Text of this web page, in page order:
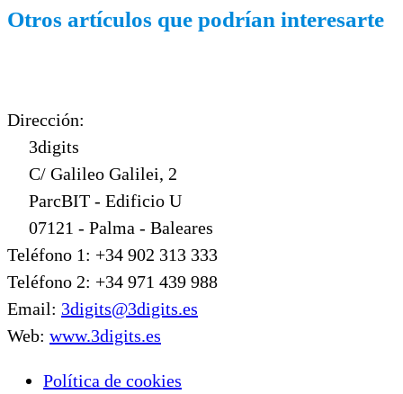
Otros artículos que podrían interesarte
Dirección:
3digits
C/ Galileo Galilei, 2
ParcBIT - Edificio U
07121 - Palma - Baleares
Teléfono 1: +34 902 313 333
Teléfono 2: +34 971 439 988
Email: 3digits@3digits.es
Web: www.3digits.es
Política de cookies